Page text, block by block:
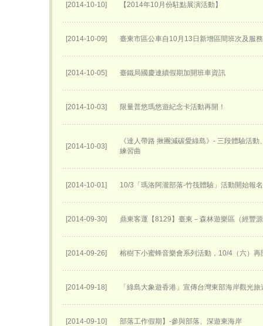
[2014-10-10] 【2014年10月份駐點展演活動】
[2014-10-09] 臺東市區公車自10月13日新增區間班次及服
[2014-10-05] 臺鐵局國慶連續假期加開班車資訊
[2014-10-03] 限量普悠瑪悠遊紀念卡活動再開！
[2014-10-03]
《達人帶路 揪團減碳愛綠島》- 三段體驗活
練習曲
[2014-10-01] 10/3「瑪洛阿瀧部落-竹筏體驗」活動開始報
[2014-09-30] 鼎東客運【8129】臺東－森林遊樂區（經豐
[2014-09-26] 榕樹下小蜜蜂音樂會系列活動，10/4（六）再
[2014-09-18] 「綠島大象遊香港」宣傳台灣東部海岸觀光
[2014-09-10] 部落工作假期】-參與部落、深遊東海岸